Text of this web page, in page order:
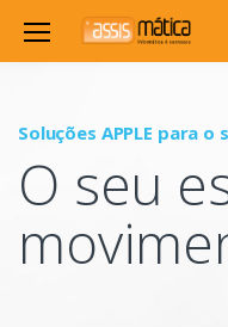
Soluções APPLE para o
O seu